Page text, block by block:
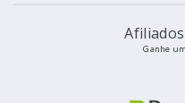
Afiliados
Ganhe